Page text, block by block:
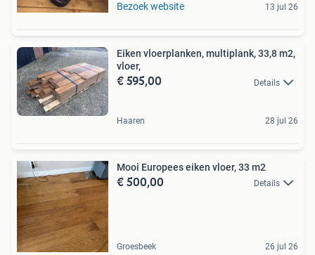
Bezoek website 13 jul 26
Eiken vloerplanken, multiplank, 33,8 m2,
vloer,
€ 595,00 Details
Haaren 28 jul 26
Mooi Europees eiken vloer, 33 m2
€ 500,00 Details
Groesbeek 26 jul 26